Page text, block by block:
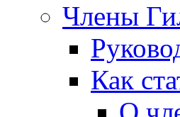
Члены
Как